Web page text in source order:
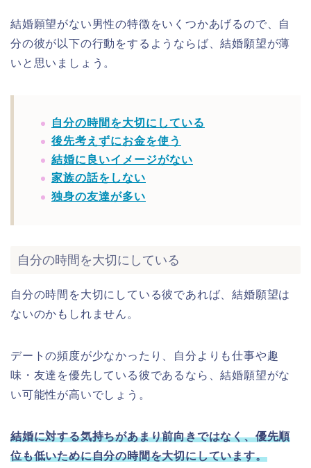
結婚願望がない男性の特徴をいくつかあげるので、自
分の彼が以下の行動をするようならば、結婚願望が薄
いと思いましょう。
自分の時間を大切にしている
後先考えずにお金を使う
結婚に良いイメージがない
家族の話をしない
独身の友達が多い
自分の時間を大切にしている
自分の時間を大切にしている彼であれば、結婚願望は
ないのかもしれません。
デートの頻度が少なかったり、自分よりも仕事や趣
味・友達を優先している彼であるなら、結婚願望がな
い可能性が高いでしょう。
結婚に対する気持ちがあまり前向きではなく、優先順
位も低いために自分の時間を大切にしています。